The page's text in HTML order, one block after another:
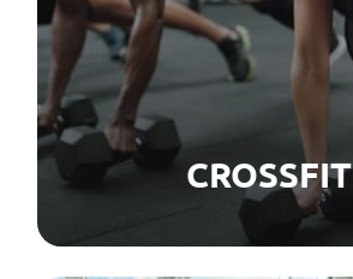
CROSSFIT